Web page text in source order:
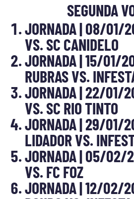
SEGUNDA
JORNADA | 08/01/
VS. SC CANIDELO
JORNADA | 15/01/
RUBRAS VS.
JORNADA | 22/01/
VS. SC RIO TINTO
JORNADA | 29/01/
LIDADOR VS.
JORNADA | 05/02/
VS. FC FOZ
JORNADA | 12/02/